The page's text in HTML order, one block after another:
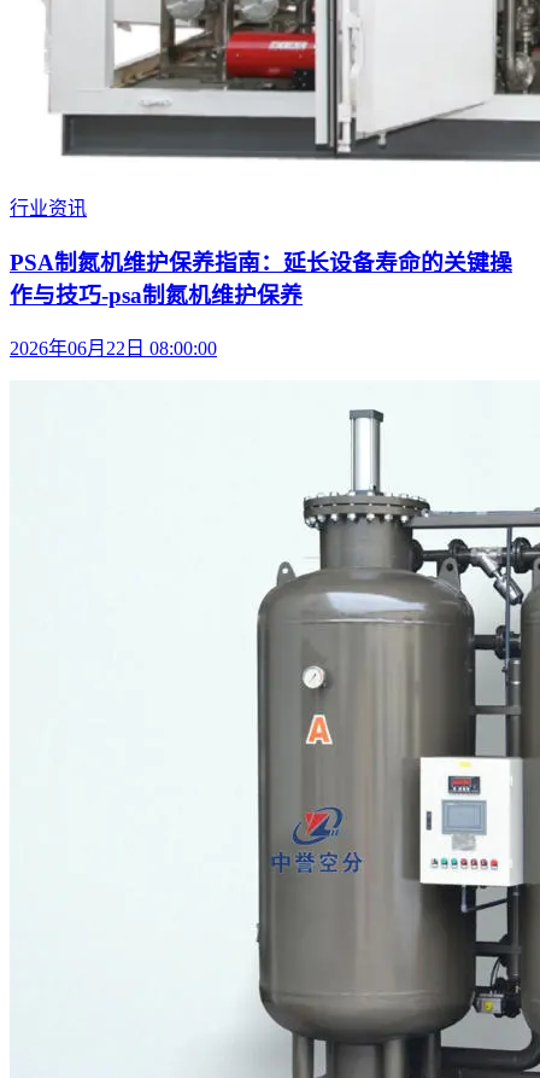
行业资讯
PSA制氮机维护保养指南：延长设备寿命的关键操
作与技巧-psa制氮机维护保养
2026年06月22日 08:00:00